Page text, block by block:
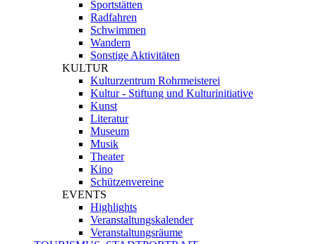
Sportstätten
Radfahren
Schwimmen
Wandern
Sonstige Aktivitäten
KULTUR
Kulturzentrum Rohrmeisterei
Kultur - Stiftung und Kulturinitiative
Kunst
Literatur
Museum
Musik
Theater
Kino
Schützenvereine
EVENTS
Highlights
Veranstaltungskalender
Veranstaltungsräume